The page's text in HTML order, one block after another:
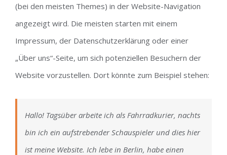
(bei den meisten Themes) in der Website-Navigation
angezeigt wird. Die meisten starten mit einem
Impressum, der Datenschutzerklärung oder einer
„Über uns“-Seite, um sich potenziellen Besuchern der
Website vorzustellen. Dort könnte zum Beispiel stehen:
Hallo! Tagsüber arbeite ich als Fahrradkurier, nachts
bin ich ein aufstrebender Schauspieler und dies hier
ist meine Website. Ich lebe in Berlin, habe einen